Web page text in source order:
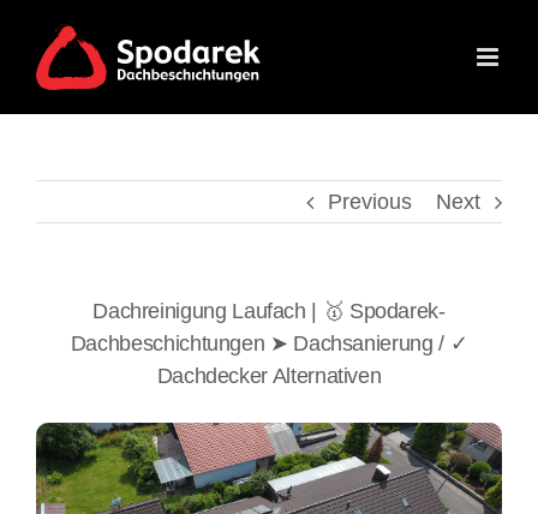
content
Previous Next
Dachreinigung Laufach | 🥇 Spodarek-
Dachbeschichtungen ➤ Dachsanierung / ✓
Dachdecker Alternativen